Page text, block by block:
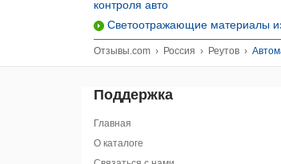
контроля авто
Светоотражающие материалы
Отзывы.com › Россия › Реутов ›
Поддержка
Главная
О каталоге